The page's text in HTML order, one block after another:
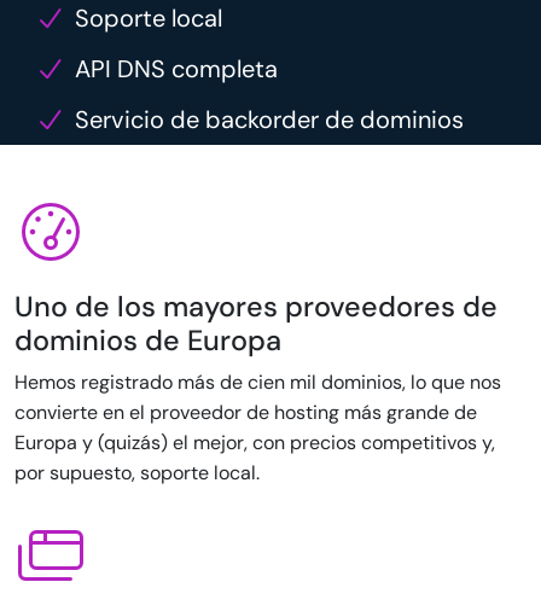
Soporte local
API DNS completa
Servicio de backorder de dominios
Uno de los mayores proveedores de
dominios de Europa
Hemos registrado más de cien mil dominios, lo que nos
convierte en el proveedor de hosting más grande de
Europa y (quizás) el mejor, con precios competitivos y,
por supuesto, soporte local.